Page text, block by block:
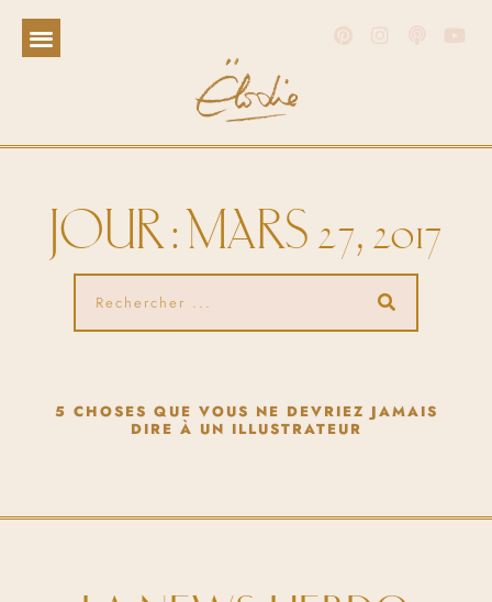
JOUR : MARS 27, 2017
5 CHOSES QUE VOUS NE DEVRIEZ JAMAIS
DIRE À UN ILLUSTRATEUR